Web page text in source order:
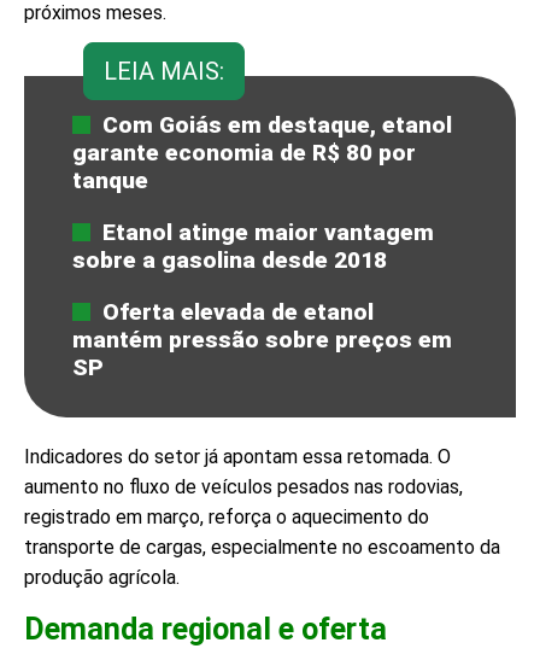
próximos meses.
LEIA MAIS:
Com Goiás em destaque, etanol
garante economia de R$ 80 por
tanque
Etanol atinge maior vantagem
sobre a gasolina desde 2018
Oferta elevada de etanol
mantém pressão sobre preços em
SP
Indicadores do setor já apontam essa retomada. O
aumento no fluxo de veículos pesados nas rodovias,
registrado em março, reforça o aquecimento do
transporte de cargas, especialmente no escoamento da
produção agrícola.
Demanda regional e oferta